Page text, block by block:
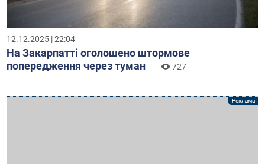
12.12.2025 | 22:04
На Закарпатті оголошено штормове
попередження через туман
727